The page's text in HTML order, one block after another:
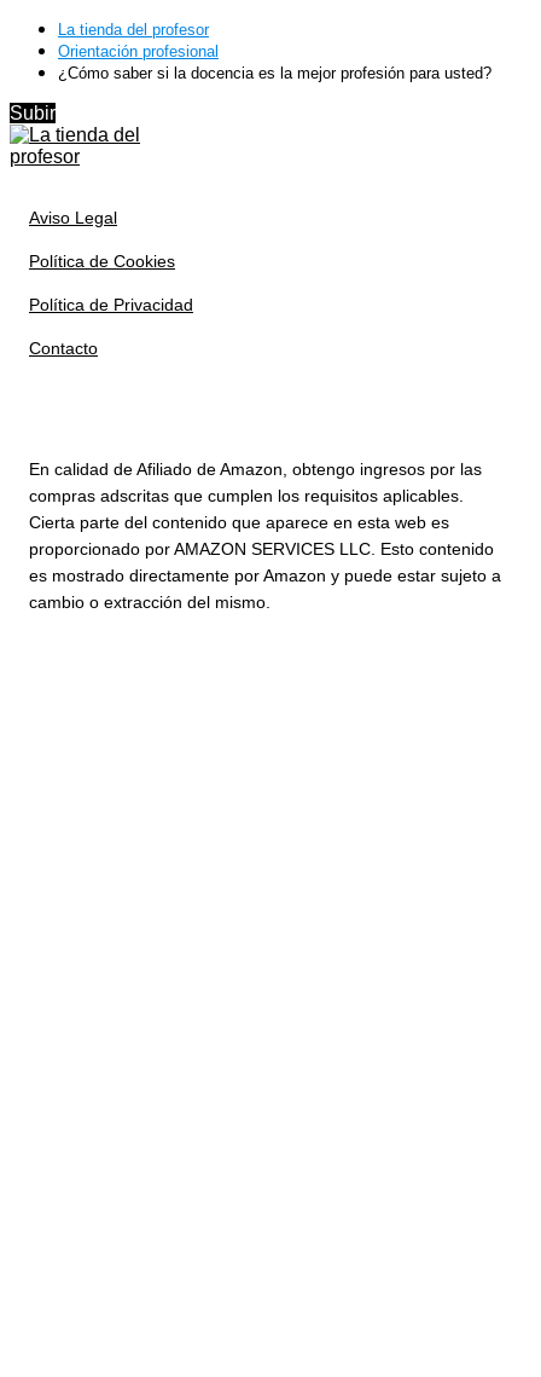
La tienda del profesor
Orientación profesional
¿Cómo saber si la docencia es la mejor profesión para usted?
Subir
Aviso Legal
Política de Cookies
Política de Privacidad
Contacto
En calidad de Afiliado de Amazon, obtengo ingresos por las
compras adscritas que cumplen los requisitos aplicables.
Cierta parte del contenido que aparece en esta web es
proporcionado por AMAZON SERVICES LLC. Esto contenido
es mostrado directamente por Amazon y puede estar sujeto a
cambio o extracción del mismo.